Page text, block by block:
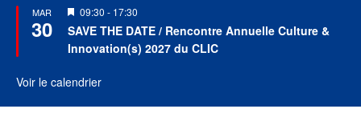
MAR
30
Mis
en
avant
09:30 - 17:30
SAVE THE DATE / Rencontre Annuelle Culture &
Innovation(s) 2027 du CLIC
Voir le calendrier